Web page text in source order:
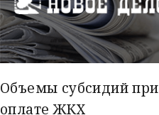
Объемы субсидий при
оплате ЖКХ